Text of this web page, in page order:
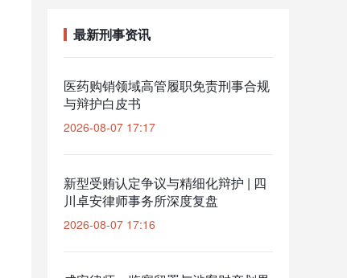
最新刑事资讯
医药购销领域高管履职免责刑事合规
与辩护白皮书
2026-08-07 17:17
新型受贿认定争议与精细化辩护 | 四
川卓安律师事务所深度复盘
2026-08-07 17:16